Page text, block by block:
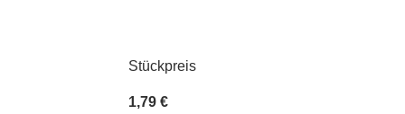
Stückpreis
1,79 €